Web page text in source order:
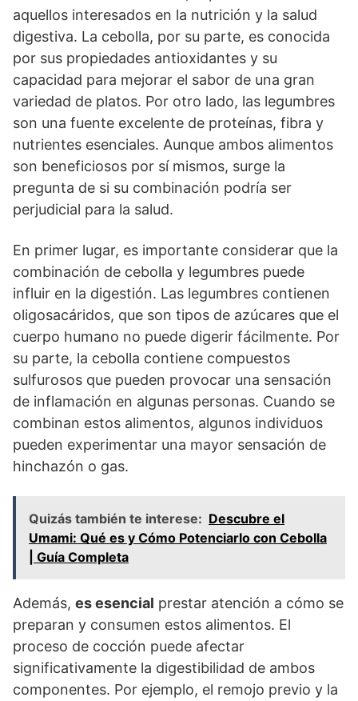
aquellos interesados en la nutrición y la salud
digestiva. La cebolla, por su parte, es conocida
por sus propiedades antioxidantes y su
capacidad para mejorar el sabor de una gran
variedad de platos. Por otro lado, las legumbres
son una fuente excelente de proteínas, fibra y
nutrientes esenciales. Aunque ambos alimentos
son beneficiosos por sí mismos, surge la
pregunta de si su combinación podría ser
perjudicial para la salud.
En primer lugar, es importante considerar que la
combinación de cebolla y legumbres puede
influir en la digestión. Las legumbres contienen
oligosacáridos, que son tipos de azúcares que el
cuerpo humano no puede digerir fácilmente. Por
su parte, la cebolla contiene compuestos
sulfurosos que pueden provocar una sensación
de inflamación en algunas personas. Cuando se
combinan estos alimentos, algunos individuos
pueden experimentar una mayor sensación de
hinchazón o gas.
Quizás también te interese: Descubre el
Umami: Qué es y Cómo Potenciarlo con Cebolla
| Guía Completa
Además, es esencial prestar atención a cómo se
preparan y consumen estos alimentos. El
proceso de cocción puede afectar
significativamente la digestibilidad de ambos
componentes. Por ejemplo, el remojo previo y la